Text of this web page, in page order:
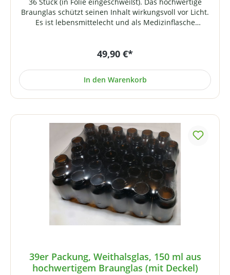
Braunglas schützt seinen Inhalt wirkungsvoll vor Licht.
Es ist lebensmittelecht und als Medizinflasche
(Schraubverschluss mit Press-Seal-Einlage). Technische
Schraubverschluss, schwarz Grundform: rundHöhe
(ohne Verschluss): ca. 109 mmHöhe (Zylinder): ca. 72
49,90 €*
In den Warenkorb
39er Packung, Weithalsglas, 150 ml aus
hochwertigem Braunglas (mit Deckel)